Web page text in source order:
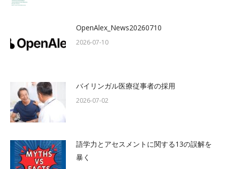
OpenAlex_News20260710
2026-07-10
バイリンガル医療従事者の採用
2026-07-02
語学力とアセスメントに関する13の誤解を
暴く